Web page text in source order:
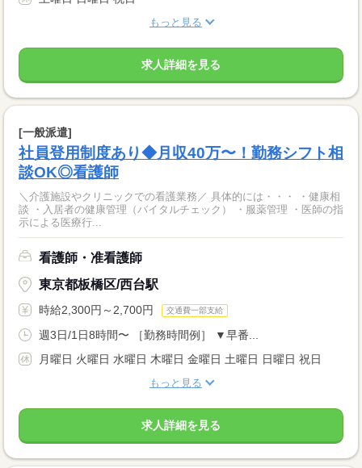
もっと見る
求人詳細を見る
[一般派遣]
社員登用制度あり◆月収40万〜！勤務シフト相
談OK◎看護師
＼介護施設やクリニックでの看護業務／ 具体的には・・・ ・健康相
談 ・入居者の健康管理（バイタルチェック） ・服薬管理 ・医師の指
示による医療行...
看護師・准看護師
東京都板橋区/西台駅
時給2,300円～2,700円 交通費一部支給
週3日/1日8時間〜 ［勤務時間例］ ▼早番...
月曜日 火曜日 水曜日 木曜日 金曜日 土曜日 日曜日 祝日
もっと見る
求人詳細を見る